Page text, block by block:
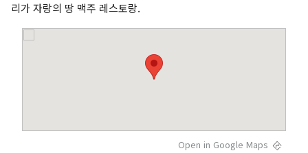
리가 자랑의 땅 맥주 레스토랑.
Open in Google Maps